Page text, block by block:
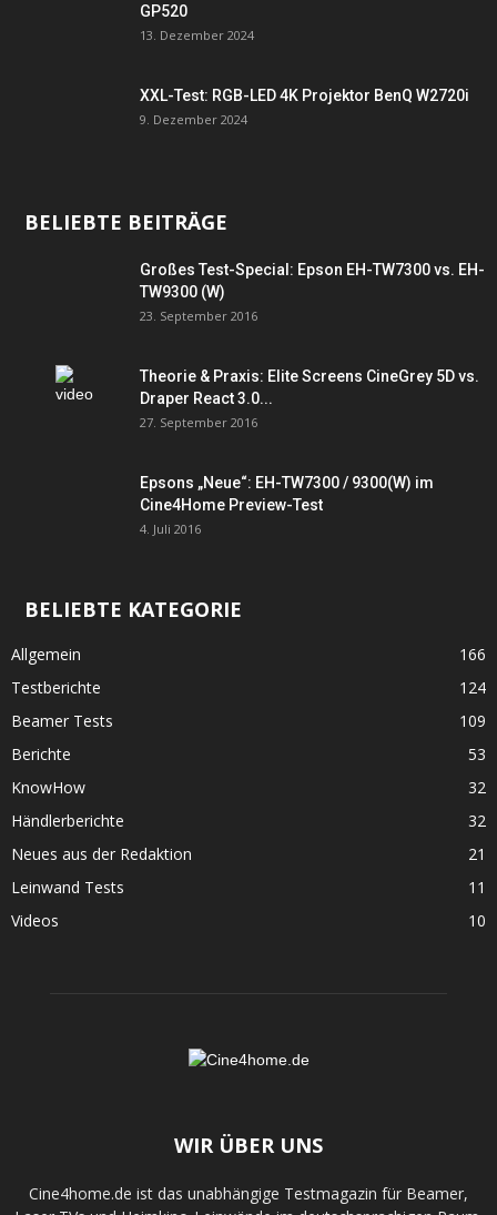
GP520
13. Dezember 2024
XXL-Test: RGB-LED 4K Projektor BenQ W2720i
9. Dezember 2024
BELIEBTE BEITRÄGE
Großes Test-Special: Epson EH-TW7300 vs. EH-
TW9300 (W)
23. September 2016
Theorie & Praxis: Elite Screens CineGrey 5D vs.
Draper React 3.0...
27. September 2016
Epsons „Neue“: EH-TW7300 / 9300(W) im
Cine4Home Preview-Test
4. Juli 2016
BELIEBTE KATEGORIE
Allgemein
166
Testberichte
124
Beamer Tests
109
Berichte
53
KnowHow
32
Händlerberichte
32
Neues aus der Redaktion
21
Leinwand Tests
11
Videos
10
WIR ÜBER UNS
Cine4home.de ist das unabhängige Testmagazin für Beamer,